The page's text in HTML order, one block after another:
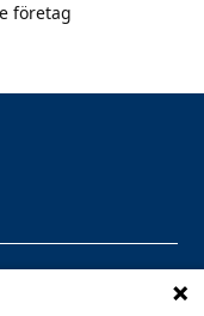
företag